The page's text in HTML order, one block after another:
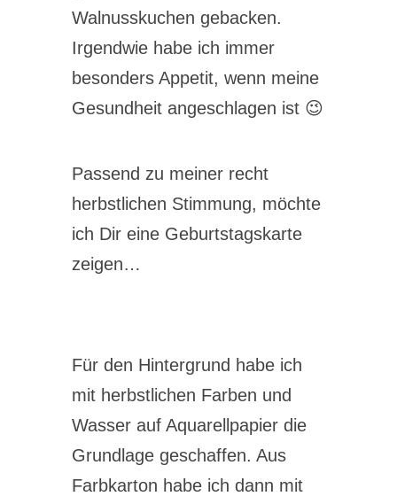
Walnusskuchen gebacken.
Irgendwie habe ich immer
besonders Appetit, wenn meine
Gesundheit angeschlagen ist 😉
Passend zu meiner recht
herbstlichen Stimmung, möchte
ich Dir eine Geburtstagskarte
zeigen…
Für den Hintergrund habe ich
mit herbstlichen Farben und
Wasser auf Aquarellpapier die
Grundlage geschaffen. Aus
Farbkarton habe ich dann mit